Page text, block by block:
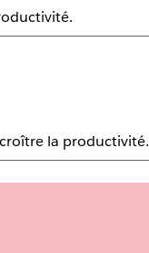
la productivité.